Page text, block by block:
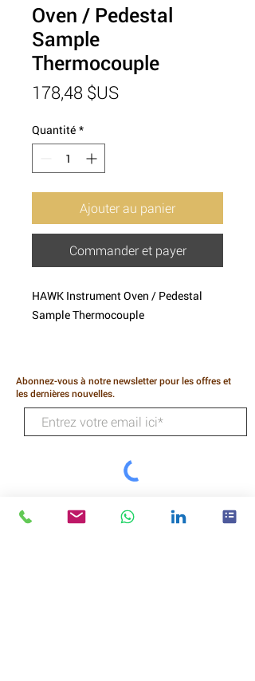
Oven / Pedestal
Sample
Thermocouple
178,48 $USPrix
Quantité *
Ajouter au panier
Commander et payer
HAWK Instrument Oven / Pedestal
Sample Thermocouple
Abonnez-vous à notre newsletter pour les offres et
les dernières nouvelles.
S&#39;ABONNER